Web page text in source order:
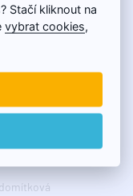
mm
Stačí kliknout na
vybrat cookies